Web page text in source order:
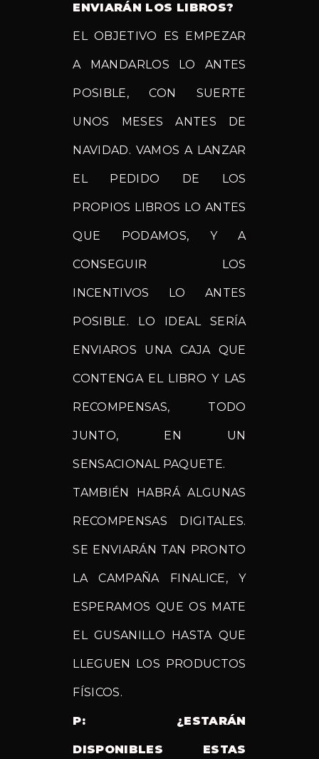
ENVIARÁN LOS LIBROS?
EL OBJETIVO ES EMPEZAR
A MANDARLOS LO ANTES
POSIBLE, CON SUERTE
UNOS MESES ANTES DE
NAVIDAD. VAMOS A LANZAR
EL PEDIDO DE LOS
PROPIOS LIBROS LO ANTES
QUE PODAMOS, Y A
CONSEGUIR LOS
INCENTIVOS LO ANTES
POSIBLE. LO IDEAL SERÍA
ENVIAROS UNA CAJA QUE
CONTENGA EL LIBRO Y LAS
RECOMPENSAS, TODO
JUNTO, EN UN
SENSACIONAL PAQUETE.
TAMBIÉN HABRÁ ALGUNAS
RECOMPENSAS DIGITALES.
SE ENVIARÁN TAN PRONTO
LA CAMPAÑA FINALICE, Y
ESPERAMOS QUE OS MATE
EL GUSANILLO HASTA QUE
LLEGUEN LOS PRODUCTOS
FÍSICOS.
P: ¿ESTARÁN
DISPONIBLES ESTAS